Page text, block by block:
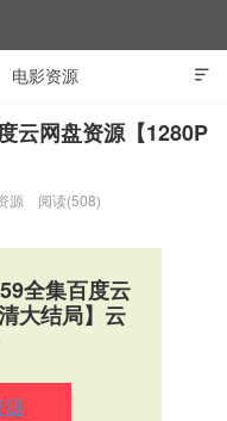

电影资源
云网盘资源【1280P
源 阅读(508)
全集百度云
大结局】云
源